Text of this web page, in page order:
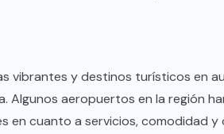
vibrantes y destinos turísticos en
aeropuertos en la región
en cuanto a servicios, comodidad y